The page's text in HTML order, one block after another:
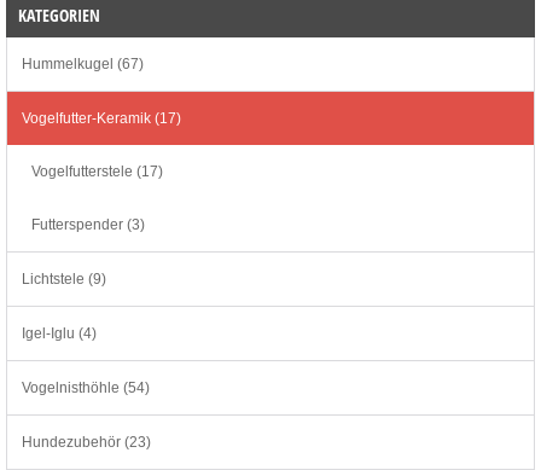
KATEGORIEN
Hummelkugel (67)
Vogelfutter-Keramik (17)
Vogelfutterstele (17)
Futterspender (3)
Lichtstele (9)
Igel-Iglu (4)
Vogelnisthöhle (54)
Hundezubehör (23)